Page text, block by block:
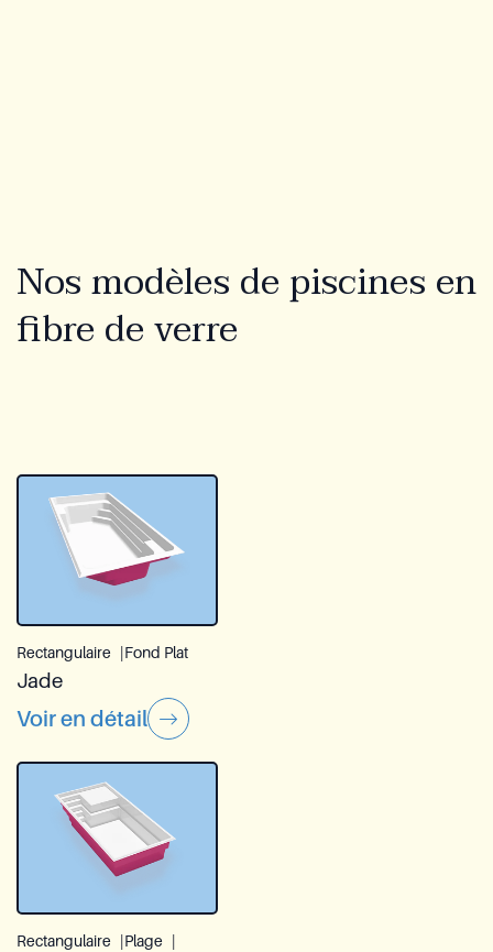
Technologie CovaTec
Service Après-vente Azoria
Contact
Groupe Reia
EN
Demande de soumission
Nos modèles de piscines en
fibre de verre
Rectangulaire Fond Plat
Jade
Voir en détail
Rectangulaire
Plage